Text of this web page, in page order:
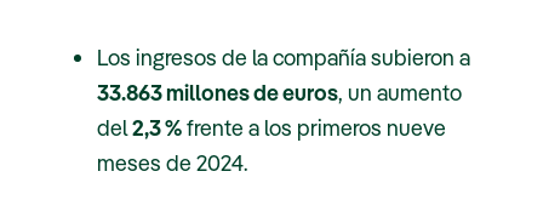
Los ingresos de la compañía subieron a
33.863 millones de euros, un aumento
del2,3 %frente a los primeros nueve
meses de 2024.